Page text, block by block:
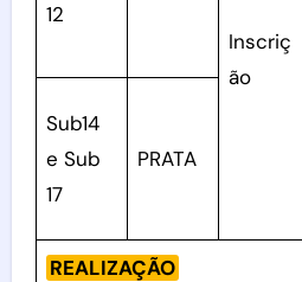
12
Inscriç
ão
Sub14
e Sub
17
PRATA
REALIZAÇÃO